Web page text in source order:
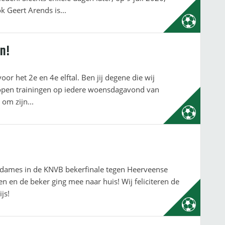
Geert Arends is...
het 2e en 4e elftal. Ben jij degene die wij
trainingen op iedere woensdagavond van
om zijn...
in de KNVB bekerfinale tegen Heerveense
en de beker ging mee naar huis! Wij feliciteren de